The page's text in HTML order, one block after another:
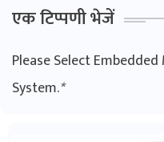
एक टिप्पणी भेजें
Please Select
System.*